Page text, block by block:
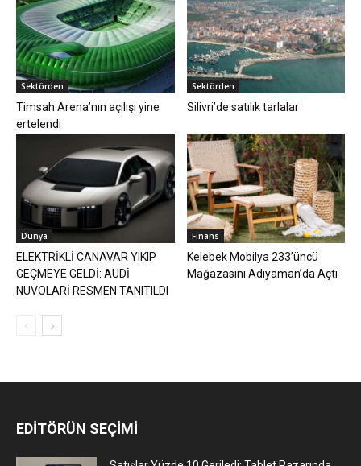
Sektörden
Timsah Arena’nın açılışı yine
ertelendi
Sektörden
Silivri’de satılık tarlalar
Dünya
ELEKTRİKLİ CANAVAR YIKIP
GEÇMEYE GELDİ: AUDİ
NUVOLARİ RESMEN TANITILDI
Finans
Kelebek Mobilya 233’üncü
Mağazasını Adıyaman’da Açtı
EDİTÖRÜN SEÇİMİ